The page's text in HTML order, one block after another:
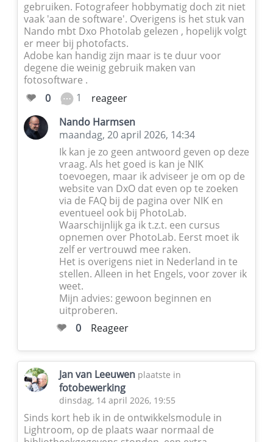
gebruiken. Fotografeer hobbymatig doch zit niet
vaak 'aan de software'. Overigens is het stuk van
Nando mbt Dxo Photolab gelezen , hopelijk volgt
er meer bij photofacts.
Adobe kan handig zijn maar is te duur voor
degene die weinig gebruik maken van
fotosoftware .
0
1
reageer
Nando Harmsen
maandag, 20 april 2026, 14:34
Ik kan je zo geen antwoord geven op deze
vraag. Als het goed is kan je NIK
toevoegen, maar ik adviseer je om op de
website van DxO dat even op te zoeken
via de FAQ bij de pagina over NIK en
eventueel ook bij PhotoLab.
Waarschijnlijk ga ik t.z.t. een cursus
opnemen over PhotoLab. Eerst moet ik
zelf er vertrouwd mee raken.
Het is overigens niet in Nederland in te
stellen. Alleen in het Engels, voor zover ik
weet.
Mijn advies: gewoon beginnen en
uitproberen.
0
Reageer
Jan van Leeuwen plaatste in
fotobewerking
dinsdag, 14 april 2026, 19:55
Sinds kort heb ik in de ontwikkelsmodule in
Lightroom, op de plaats waar normaal de